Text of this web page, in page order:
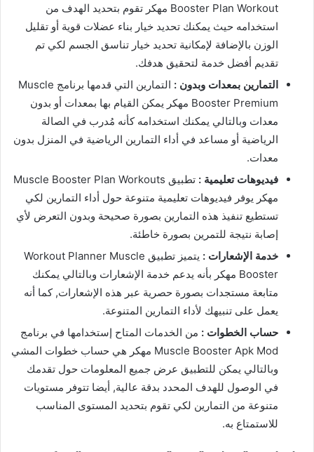
Booster Plan Workout مهكر تقوم بتحديد الهدف من
استخدامه حيث يمكنك تحديد خيار بناء عضلات قوية أو تقليل
الوزن بالإضافة لإمكانية تحديد خيار تناسق الجسم لكي تم
تقديم أفضل خدمة لتحقيق هدفك.
التمارين بمعدات وبدون :
التمارين التي قدمها برنامج Muscle
Booster Premium مهكر يمكن القيام بها بمعدات أو بدون
معدات وبالتالي يمكنك استخدامه كأنه مُدرب في الصالة
الرياضية أو مساعد في أداء التمارين الرياضية في المنزل بدون
معدات.
فيديوهات تعليمية :
تطبيق Muscle Booster Plan Workouts
مهكر يوفر فيديوهات تعليمية متنوعة حول أداء التمارين لكي
تستطيع تنفيذ هذه التمارين بصورة صحيحة وبدون التعرض لأي
إصابة نتيجة للتمرين بصورة خاطئة.
خدمة الإشعارات :
يتميز تطبيق Workout Planner Muscle
Booster مهكر بأنه يدعم خدمة الإشعارات وبالتالي يمكنك
متابعة مستجدات بصورة حصرية عبر هذه الإشعارات, كما أنه
يعمل على تنبيهك لأداء التمارين المتنوعة.
حساب الخطوات : من الخدمات المتاح إستخدامها في برنامج
Muscle Booster Apk Mod مهكر هي حساب خطوات المشي
وبالتالي يمكن للتطبيق عرض جميع المعلومات حول تقدمك
في الوصول للهدف المحدد بدقة عالية, أيضا تتوفر مستويات
متنوعة من التمارين لكي تقوم بتحديد المستوى المناسب
للاستمتاع به.